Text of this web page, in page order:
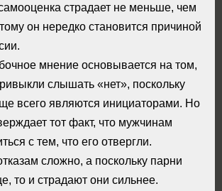
страдает не меньше, чем
он нередко становится причиной
мнение основывается на том,
слышать «нет», поскольку
всего являются инициаторами. Но
тот факт, что мужчинам
с тем, что его отвергли.
сложно, а поскольку парни
то и страдают они сильнее.